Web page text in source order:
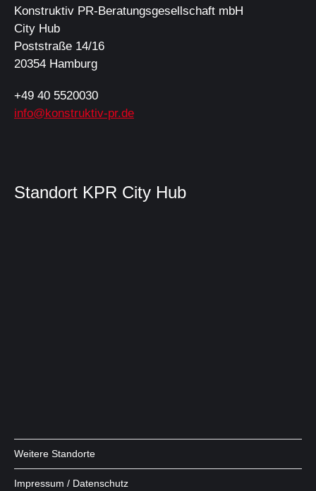
Konstruktiv PR-Beratungsgesellschaft mbH
City Hub
Poststraße 14/16
20354 Hamburg
+49 40 5520030
info@konstruktiv-pr.de
Standort KPR City Hub
Weitere Standorte
Impressum / Datenschutz